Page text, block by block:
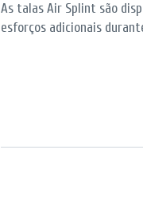
As talas Air Splint são
esforços adicionais